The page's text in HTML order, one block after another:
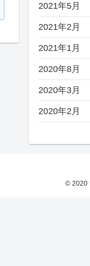
2021年5月
2021年2月
2021年1月
2020年8月
2020年3月
2020年2月
© 2020